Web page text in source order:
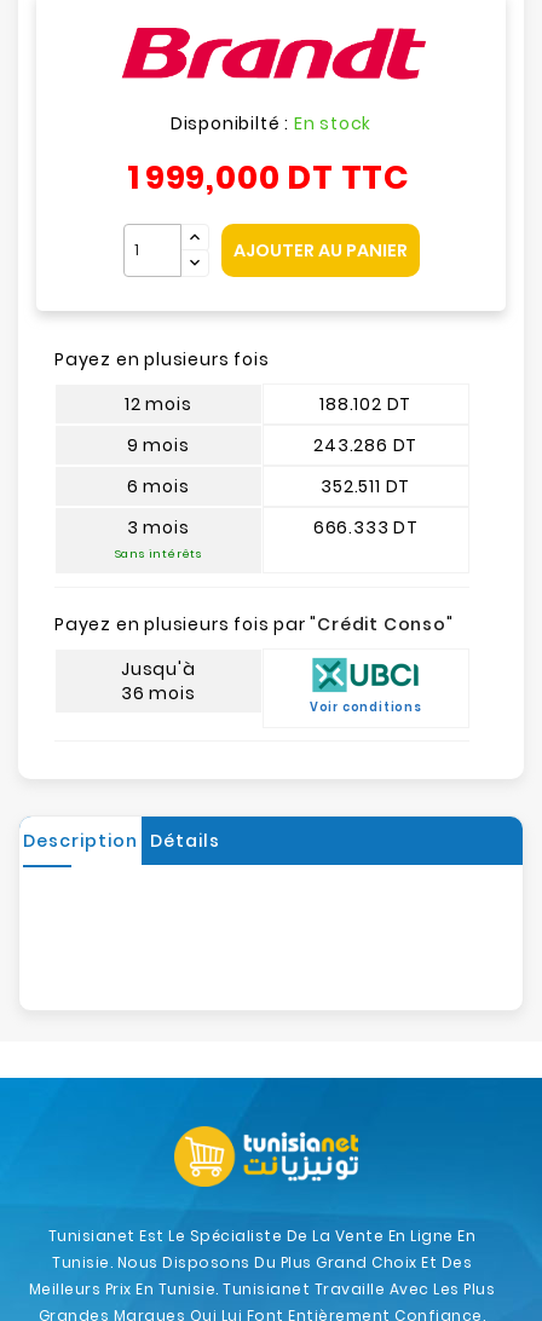
Disponibilté : En stock
1 999,000 DT TTC
AJOUTER AU PANIER
Payez en plusieurs fois
12 mois
9 mois
6 mois
3 mois
Sans intérêts
188.102 DT
243.286 DT
352.511 DT
666.333 DT
Payez en plusieurs fois par "Crédit Conso"
Jusqu'à
36 mois
Voir conditions
Description Détails
Tunisianet Est Le Spécialiste De La Vente En Ligne En
Tunisie. Nous Disposons Du Plus Grand Choix Et Des
Meilleurs Prix En Tunisie. Tunisianet Travaille Avec Les Plus
Grandes Marques Qui Lui Font Entièrement Confiance.